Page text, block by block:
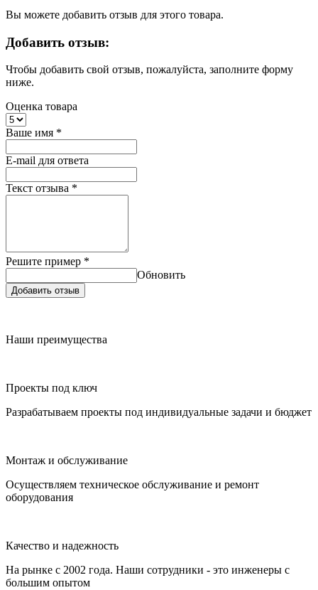
Вы можете добавить отзыв для этого товара.
Добавить отзыв:
Чтобы добавить свой отзыв, пожалуйста, заполните форму
ниже.
Оценка товара
Ваше имя *
E-mail для ответа
Текст отзыва *
Решите пример *
Обновить
Добавить отзыв
Наши преимущества
Проекты под ключ
Разрабатываем проекты под индивидуальные задачи и бюджет
Монтаж и обслуживание
Осуществляем техническое обслуживание и ремонт
оборудования
Качество и надежность
На рынке с 2002 года. Наши сотрудники - это инженеры с
большим опытом